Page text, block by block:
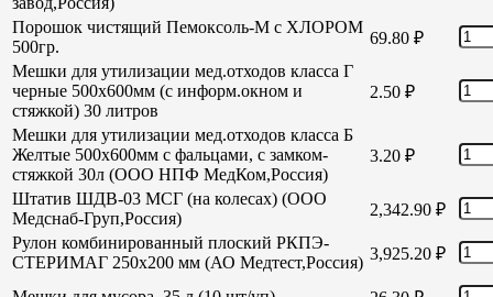
Порошок чистящий Пемоксоль-М с ХЛОРОМ
500гр.
69.80 ₽
Мешки для утилизации мед.отходов класса Г
черные 500х600мм (с информ.окном и
стяжкой) 30 литров
2.50 ₽
Мешки для утилизации мед.отходов класса Б
Желтые 500х600мм с фальцами, с замком-
стяжкой 30л (ООО НПФ МедКом,Россия)
3.20 ₽
Штатив ШДВ-03 МСГ (на колесах) (ООО
Медснаб-Груп,Россия)
2,342.90 ₽
Рулон комбинированный плоский РКПЭ-
СТЕРИМАГ 250х200 мм (АО Медтест,Россия) 3,925.20 ₽